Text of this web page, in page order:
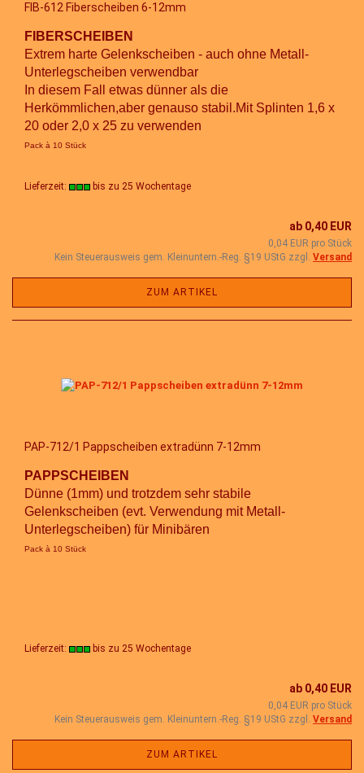
FIB-612 Fiberscheiben 6-12mm
FIBERSCHEIBEN
Extrem harte Gelenkscheiben - auch ohne Metall-
Unterlegscheiben verwendbar
In diesem Fall etwas dünner als die
Herkömmlichen,aber genauso stabil.Mit Splinten 1,6 x
20 oder 2,0 x 25 zu verwenden
Pack à 10 Stück
Lieferzeit: bis zu 25 Wochentage
ab 0,40 EUR
0,04 EUR pro Stück
Kein Steuerausweis gem. Kleinuntern.-Reg. §19 UStG zzgl. Versand
ZUM ARTIKEL
PAP-712/1 Pappscheiben extradünn 7-12mm
PAPPSCHEIBEN
Dünne (1mm) und trotzdem sehr stabile
Gelenkscheiben (evt. Verwendung mit Metall-
Unterlegscheiben) für Minibären
Pack à 10 Stück
Lieferzeit: bis zu 25 Wochentage
ab 0,40 EUR
0,04 EUR pro Stück
Kein Steuerausweis gem. Kleinuntern.-Reg. §19 UStG zzgl. Versand
ZUM ARTIKEL